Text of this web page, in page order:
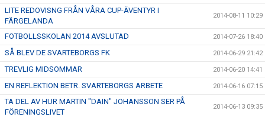
LITE REDOVISNG FRÅN VÅRA CUP-ÄVENTYR I
FÄRGELANDA
2014-08-11 10:29
FOTBOLLSSKOLAN 2014 AVSLUTAD 2014-07-26 18:40
SÅ BLEV DE SVARTEBORGS FK 2014-06-29 21:42
TREVLIG MIDSOMMAR 2014-06-20 14:41
EN REFLEKTION BETR. SVARTEBORGS ARBETE 2014-06-16 07:15
TA DEL AV HUR MARTIN "DAIN" JOHANSSON SER PÅ
FÖRENINGSLIVET
2014-06-13 09:35